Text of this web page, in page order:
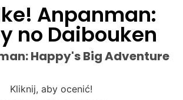
Anpanman:
no Daibouken
Happy's Big Adventure
Kliknij, aby ocenić!